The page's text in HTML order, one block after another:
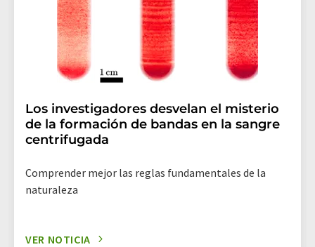
Los investigadores desvelan el misterio
de la formación de bandas en la sangre
centrifugada
Comprender mejor las reglas fundamentales de la
naturaleza
VER NOTICIA